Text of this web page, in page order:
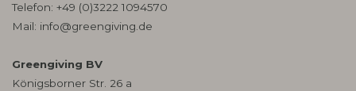
Telefon: +49 (0)3222 1094570
Mail: info@greengiving.de
Greengiving BV
Königsborner Str. 26 a